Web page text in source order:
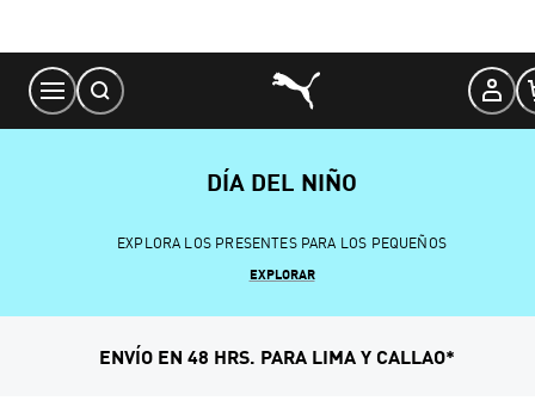
Content
DÍA DEL NIÑO
EXPLORA LOS PRESENTES PARA LOS PEQUEÑOS
EXPLORAR
ENVÍO EN 48 HRS. PARA LIMA Y CALLAO*